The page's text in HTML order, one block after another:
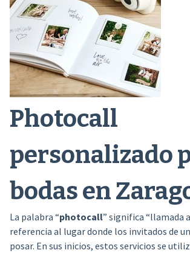
Photocall
personalizado
bodas en
La palabra “photocall” significa “llamada
referencia al lugar donde los invitados de
posar. En sus inicios, estos servicios se